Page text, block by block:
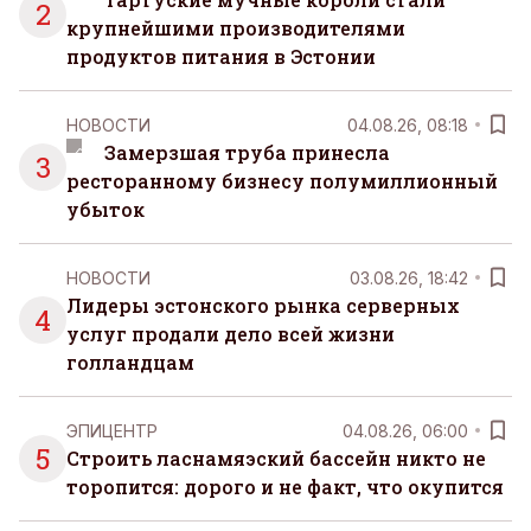
2
крупнейшими производителями
продуктов питания в Эстонии
3
НОВОСТИ 04.08.26, 08:18
Замерзшая труба принесла
ресторанному бизнесу полумиллионный
убыток
4
НОВОСТИ 03.08.26, 18:42
Лидеры эстонского рынка серверных
услуг продали дело всей жизни
голландцам
5
ЭПИЦЕНТР 04.08.26, 06:00
Строить ласнамяэский бассейн никто не
торопится: дорого и не факт, что окупится